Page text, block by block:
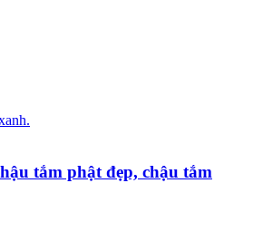
tắm phật đẹp, chậu tắm